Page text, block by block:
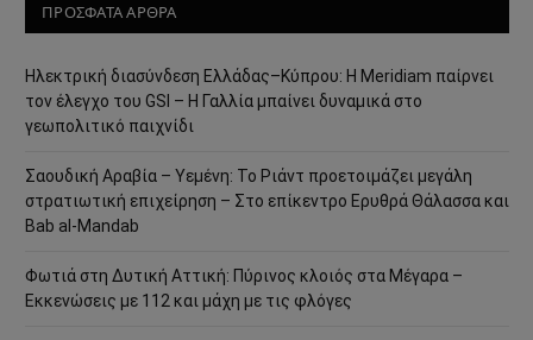
ΠΡΟΣΦΑΤΑ ΑΡΘΡΑ
Ηλεκτρική διασύνδεση Ελλάδας–Κύπρου: Η Meridiam παίρνει
τον έλεγχο του GSI – Η Γαλλία μπαίνει δυναμικά στο
γεωπολιτικό παιχνίδι
Σαουδική Αραβία – Υεμένη: Το Ριάντ προετοιμάζει μεγάλη
στρατιωτική επιχείρηση – Στο επίκεντρο Ερυθρά Θάλασσα και
Bab al-Mandab
Φωτιά στη Δυτική Αττική: Πύρινος κλοιός στα Μέγαρα –
Εκκενώσεις με 112 και μάχη με τις φλόγες